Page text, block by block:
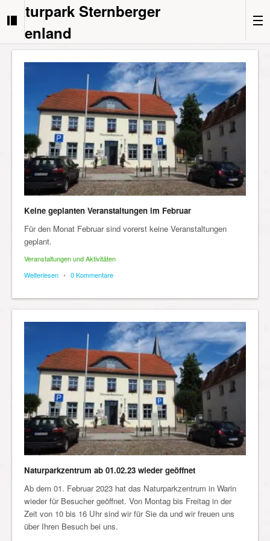
Naturpark Sternberger
Seenland
Keine geplanten Veranstaltungen im Februar
Für den Monat Februar sind vorerst keine Veranstaltungen
geplant.
Veranstaltungen und Aktivitäten
Weiterlesen • 0 Kommentare
Naturparkzentrum ab 01.02.23 wieder geöffnet
Ab dem 01. Februar 2023 hat das Naturparkzentrum in Warin
wieder für Besucher geöffnet. Von Montag bis Freitag in der
Zeit von 10 bis 16 Uhr sind wir für Sie da und wir freuen uns
über Ihren Besuch bei uns.